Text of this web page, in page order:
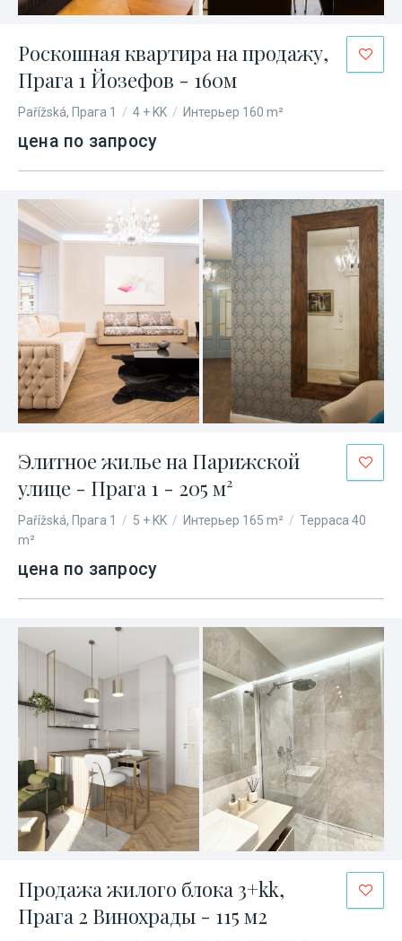
Роскошная квартира на продажу,
Прага 1 Йозефов - 160м
Pařížská, Прага 1 / 4 + KK / Интерьер 160 m²
цена по запросу
Элитное жилье на Парижской
улице - Прага 1 - 205 м²
Pařížská, Прага 1 / 5 + KK / Интерьер 165 m² / Терраса 40
m²
цена по запросу
Продажа жилого блока 3+kk,
Прага 2 Винохрады - 115 м2